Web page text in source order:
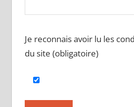
Je reconnais avoir lu les
du site (obligatoire)